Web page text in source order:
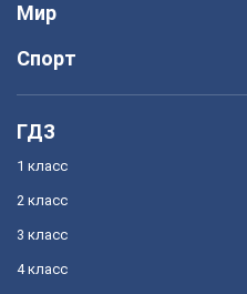
Мир
Спорт
ГДЗ
1 класс
2 класс
3 класс
4 класс